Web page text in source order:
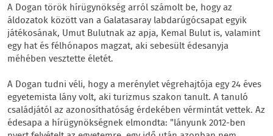
A Dogan török hírügynökség arról számolt be, hogy az
áldozatok között van a Galatasaray labdarúgócsapat egyik
játékosának, Umut Bulutnak az apja, Kemal Bulut is, valamint
egy hat és félhónapos magzat, aki sebesült édesanyja
méhében vesztette életét.
A Dogan tudni véli, hogy a merénylet végrehajtója egy 24 éves
egyetemista lány volt, aki turizmus szakon tanult. A tanuló
családjától az azonosíthatóság érdekében vérmintát vettek. Az
édesapa a hírügynökségnek elmondta: "lányunk 2012-ben